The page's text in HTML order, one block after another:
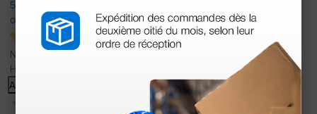
597
opiniones
Nuestras reseñas de 4 y 5 estrellas.
Haga clic aquí para leerlos todos >
Anterior